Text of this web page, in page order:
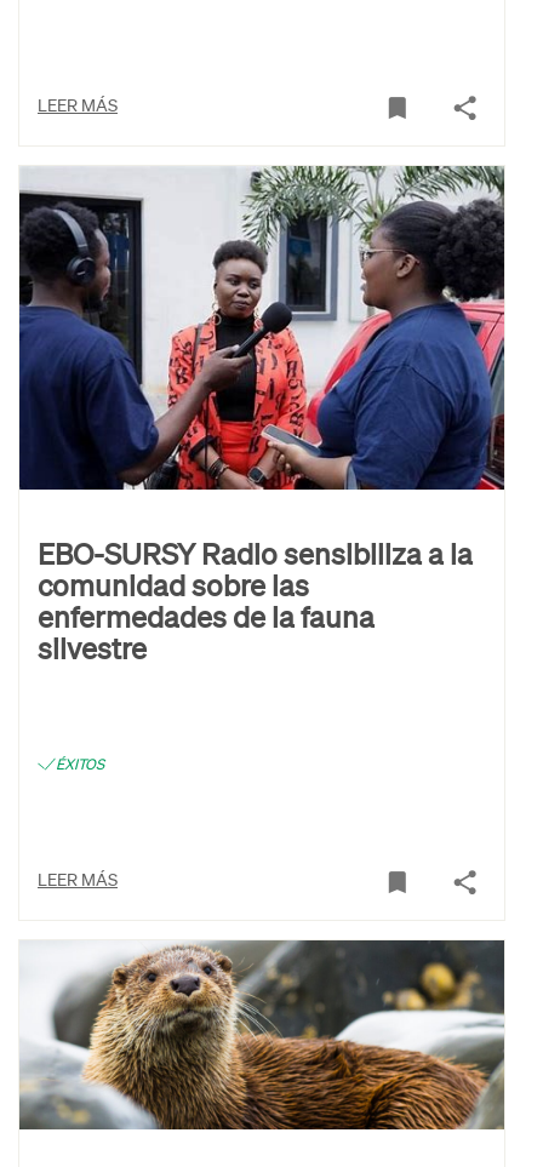
LEER MÁS
EBO-SURSY Radio sensibiliza a la
comunidad sobre las
enfermedades de la fauna
silvestre
ÉXITOS
LEER MÁS